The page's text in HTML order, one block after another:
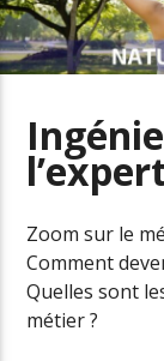
Zoom sur le
Comment
Quelles sont
métier ?